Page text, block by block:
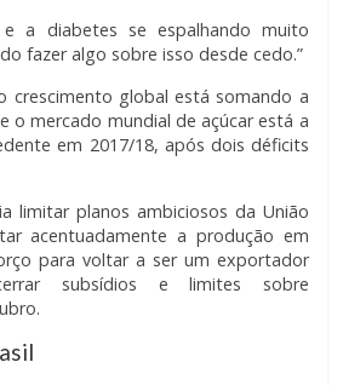
e a diabetes se espalhando muito
fazer algo sobre isso desde cedo.”
crescimento global está somando a
o mercado mundial de açúcar está a
em 2017/18, após dois déficits
limitar planos ambiciosos da União
acentuadamente a produção em
para voltar a ser um exportador
subsídios e limites sobre